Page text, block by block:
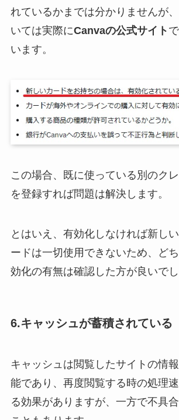
れているかまでは分かりませんが
いては実際にCanvaの公式サイト
います。
この場合、既に使っている別のク
を登録すれば問題は解決します。
とはいえ、有効化しなければ新し
ードは一切使用できないため、ど
効化の有無は確認した方が良いでし
6.キャッシュが蓄積されている
キャッシュは閲覧したサイトの情
能であり、再度閲覧する時の処理
る効果がありますが、一方で不具